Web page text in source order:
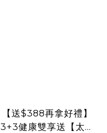
【送$388再拿好禮】
3+3健康雙享送【太陽